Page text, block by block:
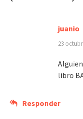
juanio
23
libro
Responder